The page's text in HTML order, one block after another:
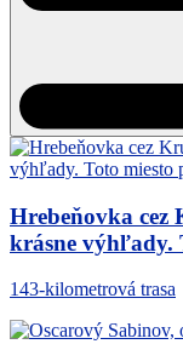
Hrebeňovka cez
krásne výhľady.
143-kilometrová trasa